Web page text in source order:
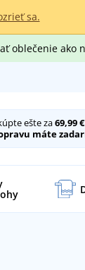
sa.
oblečenie ako
ešte za69,99 €
máte